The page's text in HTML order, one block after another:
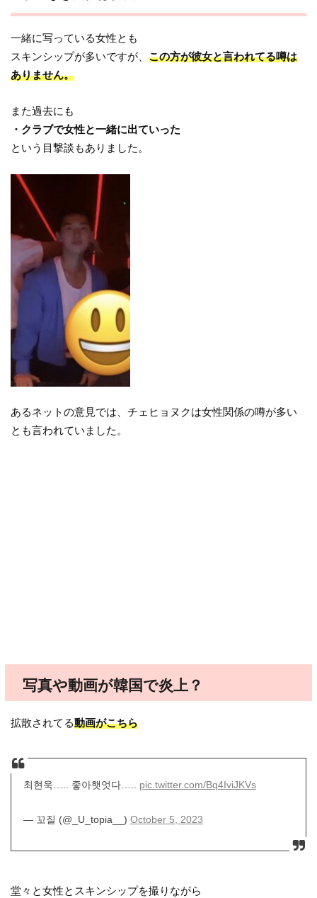
一緒に写っている女性とも
スキンシップが多いですが、この方が彼女と言われてる噂は
ありません。
また過去にも
・クラブで女性と一緒に出ていった
という目撃談もありました。
あるネットの意見では、チェヒョヌクは女性関係の噂が多い
とも言われていました。
写真や動画が韓国で炎上？
拡散されてる動画がこちら
최현욱….. 좋아햇엇다….. pic.twitter.com/Bq4IviJKVs
— 꼬질 (@_U_topia__) October 5, 2023
堂々と女性とスキンシップを撮りながら